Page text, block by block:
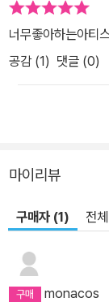
너무좋아하는아티
공감 (1) 댓글 (0)
마이리뷰
구매자 (1) 전
monacos